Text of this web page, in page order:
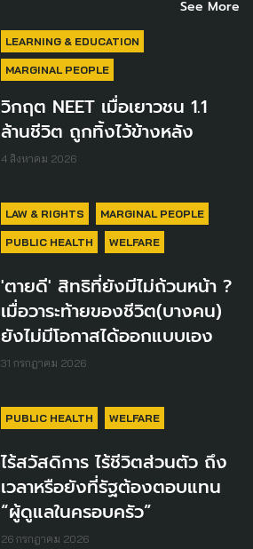
See More
LEARNING & EDUCATION
MARGINAL PEOPLE
วิกฤต NEET เมื่อเยาวชน 1.1
ล้านชีวิต ถูกทิ้งไว้ข้างหลัง
4 สิงหาคม 2026
LAW & RIGHTS MARGINAL PEOPLE
PUBLIC HEALTH WELFARE
'ตายดี' สิทธิที่ยังมีไม่ถ้วนหน้า ?
เมื่อวาระท้ายของชีวิต(บางคน)
ยังไม่มีโอกาสได้ออกแบบเอง
31 กรกฎาคม 2026
PUBLIC HEALTH WELFARE
ไร้สวัสดิการ ไร้ชีวิตส่วนตัว ถึง
เวลาหรือยังที่รัฐต้องตอบแทน
“ผู้ดูแลในครอบครัว”
26 กรกฎาคม 2026